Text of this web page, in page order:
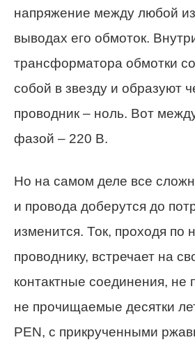
напряжение между любой
выводах его обмоток.
трансформатора обмотки
собой в звезду и образуют
проводник – ноль. Вот
фазой – 220 В.
Но на самом деле все
и провода доберутся до
изменится. Ток, проходя по
проводнику, встречает на
контактные соединения, не
не прочищаемые десятки
PEN, с прикрученными